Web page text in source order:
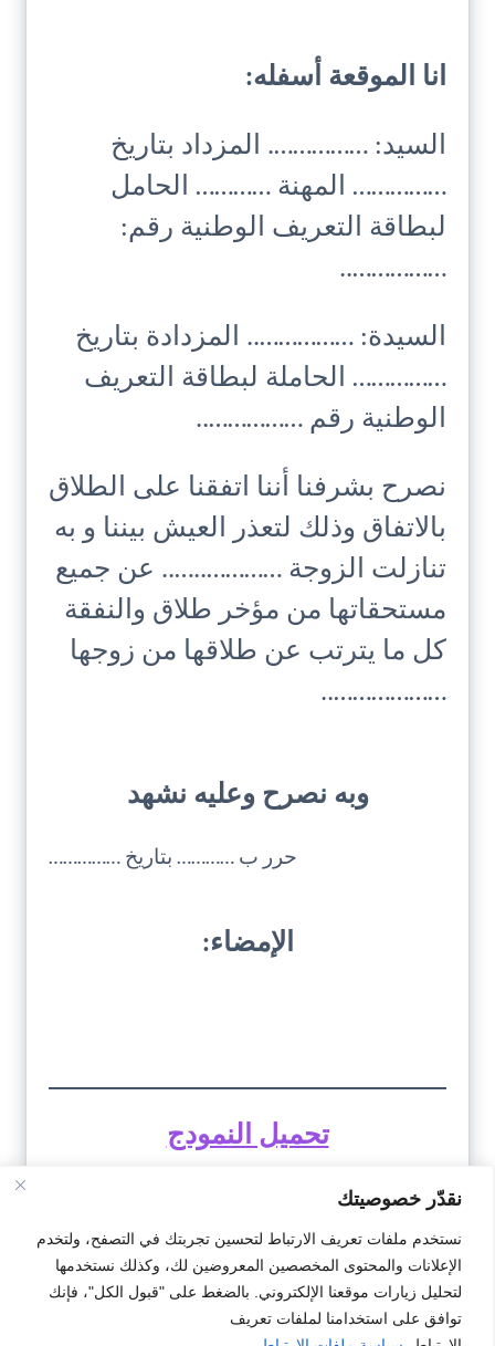
نقدّر خصوصيتك
نستخدم ملفات تعريف الارتباط لتحسين تجربتك في التصفح، ولتخدم
الإعلانات والمحتوى المخصصين المعروضين لك، وكذلك نستخدمها
لتحليل زيارات موقعنا الإلكتروني. بالضغط على "قبول الكل"، فإنك
توافق على استخدامنا لملفات تعريف
انا الموقعة أسفله:
السيد: ……………. المزداد بتاريخ
…………… المهنة ………… الحامل
لبطاقة التعريف الوطنية رقم:
……………..
السيدة: …………….. المزدادة بتاريخ
…………… الحاملة لبطاقة التعريف
الوطنية رقم ……………..
نصرح بشرفنا أننا اتفقنا على الطلاق
بالاتفاق وذلك لتعذر العيش بيننا و به
تنازلت الزوجة …………..….. عن جميع
مستحقاتها من مؤخر طلاق والنفقة
كل ما يترتب عن طلاقها من زوجها
………………..
وبه نصرح وعليه نشهد
حرر ب ………… بتاريخ ……………
الإمضاء:
تحميل النمودج
#اتفاقي #تصريح
Ali
Gh